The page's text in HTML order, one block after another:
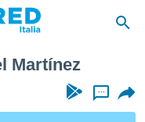
Martínez
...